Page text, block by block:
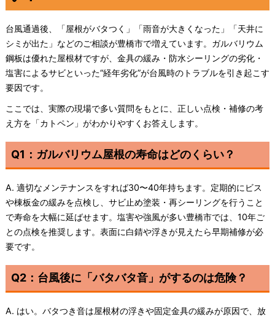
台風通過後、「屋根がバタつく」「雨音が大きくなった」「天井に
シミが出た」などのご相談が豊橋市で増えています。ガルバリウム
鋼板は優れた屋根材ですが、金具の緩み・防水シーリングの劣化・
塩害によるサビといった“経年劣化”が台風時のトラブルを引き起こす
要因です。
ここでは、実際の現場で多い質問をもとに、正しい点検・補修の考
え方を「カトペン」がわかりやすくお答えします。
Q1：ガルバリウム屋根の寿命はどのくらい？
A. 適切なメンテナンスをすれば30〜40年持ちます。定期的にビス
や棟板金の緩みを点検し、サビ止め塗装・再シーリングを行うこと
で寿命を大幅に延ばせます。塩害や強風が多い豊橋市では、10年ご
との点検を推奨します。表面に白錆や浮きが見えたら早期補修が必
要です。
Q2：台風後に「バタバタ音」がするのは危険？
A. はい。バタつき音は屋根材の浮きや固定金具の緩みが原因で、放